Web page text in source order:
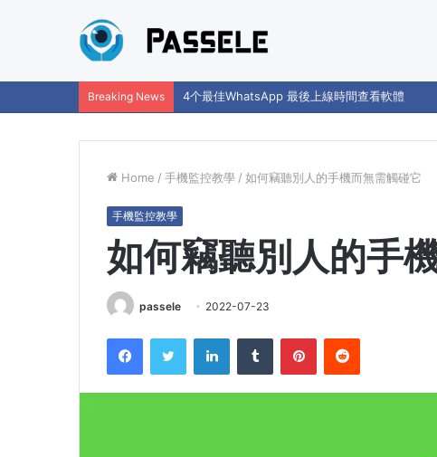
Breaking News 4个最佳WhatsApp 最後上線時間查看軟體
Home / 手機監控教學 / 如何竊聽別人的手機而無需觸碰它
手機監控教學
如何竊聽別人的手
passele 2022-07-23